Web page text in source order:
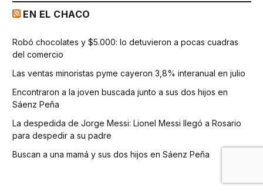
EN EL CHACO
Robó chocolates y $5.000: lo detuvieron a pocas cuadras
del comercio
Las ventas minoristas pyme cayeron 3,8% interanual en julio
Encontraron a la joven buscada junto a sus dos hijos en
Sáenz Peña
La despedida de Jorge Messi: Lionel Messi llegó a Rosario
para despedir a su padre
Buscan a una mamá y sus dos hijos en Sáenz Peña